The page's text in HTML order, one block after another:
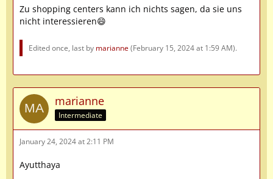
Zu shopping centers kann ich nichts sagen, da sie uns
nicht interessieren😄
Edited once, last by marianne(February 15, 2024 at 1:59 AM).
marianne
Intermediate
January 24, 2024 at 2:11 PM
Ayutthaya